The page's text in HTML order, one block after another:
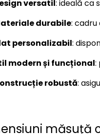
versatil: ideală ca
durabile: cadru
personalizabil:
modern și funcțional:
robustă:
măsuță